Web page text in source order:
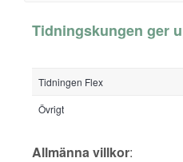
Tidningskungen ger
Tidningen Flex
Övrigt
Allmänna villkor: